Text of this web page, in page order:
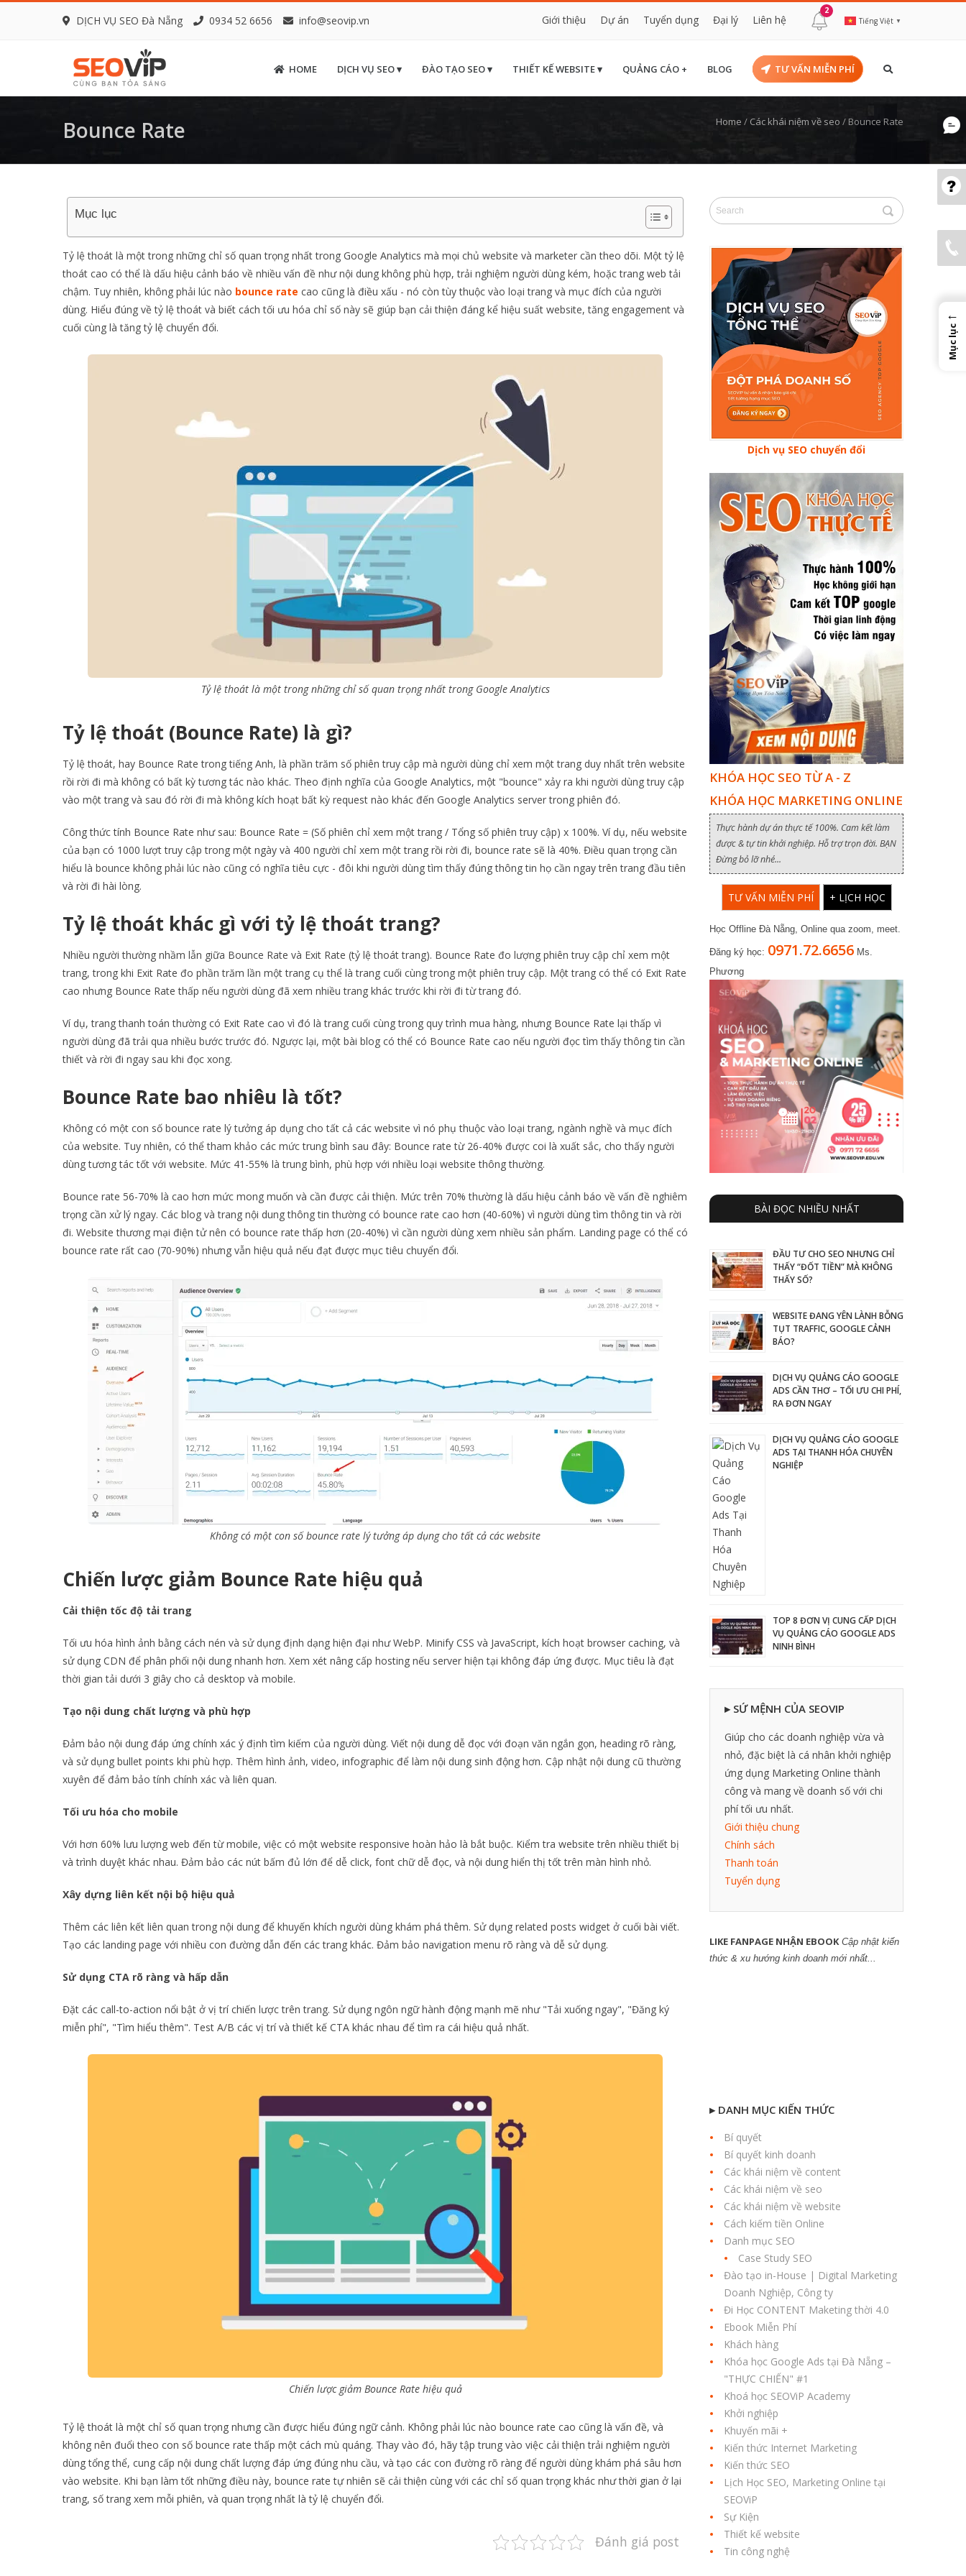
DỊCH VỤ SEO Đà Nẵng 0934 52 6656 info@seovip.vn Giới thiệu Dự án Tuyển dụng Đại lý Liên hệ
2
Tiếng Việt ▼
HOME DỊCH VỤ SEO ▾ ĐÀO TẠO SEO ▾ THIẾT KẾ WEBSITE ▾ QUẢNG CÁO + BLOG TƯ VẤN MIỄN PHÍ
Bounce Rate Home / Các khái niệm về seo / Bounce Rate
Mục lục
Tỷ lệ thoát là một trong những chỉ số quan trọng nhất trong Google Analytics mà mọi chủ website và marketer cần theo dõi. Một tỷ lệ
thoát cao có thể là dấu hiệu cảnh báo về nhiều vấn đề như nội dung không phù hợp, trải nghiệm người dùng kém, hoặc trang web tải
chậm. Tuy nhiên, không phải lúc nào bounce rate cao cũng là điều xấu - nó còn tùy thuộc vào loại trang và mục đích của người
dùng. Hiểu đúng về tỷ lệ thoát và biết cách tối ưu hóa chỉ số này sẽ giúp bạn cải thiện đáng kể hiệu suất website, tăng engagement và
cuối cùng là tăng tỷ lệ chuyển đổi.
Tỷ lệ thoát là một trong những chỉ số quan trọng nhất trong Google Analytics
Tỷ lệ thoát (Bounce Rate) là gì?
Tỷ lệ thoát, hay Bounce Rate trong tiếng Anh, là phần trăm số phiên truy cập mà người dùng chỉ xem một trang duy nhất trên website
rồi rời đi mà không có bất kỳ tương tác nào khác. Theo định nghĩa của Google Analytics, một "bounce" xảy ra khi người dùng truy cập
vào một trang và sau đó rời đi mà không kích hoạt bất kỳ request nào khác đến Google Analytics server trong phiên đó.
Công thức tính Bounce Rate như sau: Bounce Rate = (Số phiên chỉ xem một trang / Tổng số phiên truy cập) x 100%. Ví dụ, nếu website
của bạn có 1000 lượt truy cập trong một ngày và 400 người chỉ xem một trang rồi rời đi, bounce rate sẽ là 40%. Điều quan trọng cần
hiểu là bounce không phải lúc nào cũng có nghĩa tiêu cực - đôi khi người dùng tìm thấy đúng thông tin họ cần ngay trên trang đầu tiên
và rời đi hài lòng.
Tỷ lệ thoát khác gì với tỷ lệ thoát trang?
Nhiều người thường nhầm lẫn giữa Bounce Rate và Exit Rate (tỷ lệ thoát trang). Bounce Rate đo lượng phiên truy cập chỉ xem một
trang, trong khi Exit Rate đo phần trăm lần một trang cụ thể là trang cuối cùng trong một phiên truy cập. Một trang có thể có Exit Rate
cao nhưng Bounce Rate thấp nếu người dùng đã xem nhiều trang khác trước khi rời đi từ trang đó.
Ví dụ, trang thanh toán thường có Exit Rate cao vì đó là trang cuối cùng trong quy trình mua hàng, nhưng Bounce Rate lại thấp vì
người dùng đã trải qua nhiều bước trước đó. Ngược lại, một bài blog có thể có Bounce Rate cao nếu người đọc tìm thấy thông tin cần
thiết và rời đi ngay sau khi đọc xong.
Bounce Rate bao nhiêu là tốt?
Không có một con số bounce rate lý tưởng áp dụng cho tất cả các website vì nó phụ thuộc vào loại trang, ngành nghề và mục đích
của website. Tuy nhiên, có thể tham khảo các mức trung bình sau đây: Bounce rate từ 26-40% được coi là xuất sắc, cho thấy người
dùng tương tác tốt với website. Mức 41-55% là trung bình, phù hợp với nhiều loại website thông thường.
Bounce rate 56-70% là cao hơn mức mong muốn và cần được cải thiện. Mức trên 70% thường là dấu hiệu cảnh báo về vấn đề nghiêm
trọng cần xử lý ngay. Các blog và trang nội dung thông tin thường có bounce rate cao hơn (40-60%) vì người dùng tìm thông tin và rời
đi. Website thương mại điện tử nên có bounce rate thấp hơn (20-40%) vì cần người dùng xem nhiều sản phẩm. Landing page có thể có
bounce rate rất cao (70-90%) nhưng vẫn hiệu quả nếu đạt được mục tiêu chuyển đổi.
Không có một con số bounce rate lý tưởng áp dụng cho tất cả các website
Chiến lược giảm Bounce Rate hiệu quả
Cải thiện tốc độ tải trang
Tối ưu hóa hình ảnh bằng cách nén và sử dụng định dạng hiện đại như WebP. Minify CSS và JavaScript, kích hoạt browser caching, và
sử dụng CDN để phân phối nội dung nhanh hơn. Xem xét nâng cấp hosting nếu server hiện tại không đáp ứng được. Mục tiêu là đạt
thời gian tải dưới 3 giây cho cả desktop và mobile.
Tạo nội dung chất lượng và phù hợp
Đảm bảo nội dung đáp ứng chính xác ý định tìm kiếm của người dùng. Viết nội dung dễ đọc với đoạn văn ngắn gọn, heading rõ ràng,
và sử dụng bullet points khi phù hợp. Thêm hình ảnh, video, infographic để làm nội dung sinh động hơn. Cập nhật nội dung cũ thường
xuyên để đảm bảo tính chính xác và liên quan.
Tối ưu hóa cho mobile
Với hơn 60% lưu lượng web đến từ mobile, việc có một website responsive hoàn hảo là bắt buộc. Kiểm tra website trên nhiều thiết bị
và trình duyệt khác nhau. Đảm bảo các nút bấm đủ lớn để dễ click, font chữ dễ đọc, và nội dung hiển thị tốt trên màn hình nhỏ.
Xây dựng liên kết nội bộ hiệu quả
Thêm các liên kết liên quan trong nội dung để khuyến khích người dùng khám phá thêm. Sử dụng related posts widget ở cuối bài viết.
Tạo các landing page với nhiều con đường dẫn đến các trang khác. Đảm bảo navigation menu rõ ràng và dễ sử dụng.
Sử dụng CTA rõ ràng và hấp dẫn
Đặt các call-to-action nổi bật ở vị trí chiến lược trên trang. Sử dụng ngôn ngữ hành động mạnh mẽ như "Tải xuống ngay", "Đăng ký
miễn phí", "Tìm hiểu thêm". Test A/B các vị trí và thiết kế CTA khác nhau để tìm ra cái hiệu quả nhất.
Chiến lược giảm Bounce Rate hiệu quả
Tỷ lệ thoát là một chỉ số quan trọng nhưng cần được hiểu đúng ngữ cảnh. Không phải lúc nào bounce rate cao cũng là vấn đề, và
không nên đuổi theo con số bounce rate thấp một cách mù quáng. Thay vào đó, hãy tập trung vào việc cải thiện trải nghiệm người
dùng tổng thể, cung cấp nội dung chất lượng đáp ứng đúng nhu cầu, và tạo các con đường rõ ràng để người dùng khám phá sâu hơn
vào website. Khi bạn làm tốt những điều này, bounce rate tự nhiên sẽ cải thiện cùng với các chỉ số quan trọng khác như thời gian ở lại
trang, số trang xem mỗi phiên, và quan trọng nhất là tỷ lệ chuyển đổi.
Đánh giá post
Dịch vụ SEO chuyển đổi
KHÓA HỌC SEO TỪ A - Z
KHÓA HỌC MARKETING ONLINE
Thực hành dự án thực tế 100%. Cam kết làm
được & tự tin khởi nghiệp. Hỗ trợ trọn đời. BẠN
Đừng bỏ lỡ nhé...
TƯ VẤN MIỄN PHÍ + LỊCH HỌC
Học Offline Đà Nẵng, Online qua zoom, meet.
Đăng ký học: 0971.72.6656 Ms.
Phương
BÀI ĐỌC NHIỀU NHẤT
ĐẦU TƯ CHO SEO NHƯNG CHỈ
THẤY “ĐỐT TIỀN” MÀ KHÔNG
THẤY SỐ?
WEBSITE ĐANG YÊN LÀNH BỖNG
TỤT TRAFFIC, GOOGLE CẢNH
BÁO?
DỊCH VỤ QUẢNG CÁO GOOGLE
ADS CẦN THƠ – TỐI ƯU CHI PHÍ,
RA ĐƠN NGAY
DỊCH VỤ QUẢNG CÁO GOOGLE
ADS TẠI THANH HÓA CHUYÊN
NGHIỆP
TOP 8 ĐƠN VỊ CUNG CẤP DỊCH
VỤ QUẢNG CÁO GOOGLE ADS
NINH BÌNH
▸ SỨ MỆNH CỦA SEOVIP
Giúp cho các doanh nghiệp vừa và
nhỏ, đặc biệt là cá nhân khởi nghiệp
ứng dụng Marketing Online thành
công và mang về doanh số với chi
phí tối ưu nhất.
Giới thiệu chung
Chính sách
Thanh toán
Tuyển dụng
LIKE FANPAGE NHẬN EBOOK Cập nhật kiến
thức & xu hướng kinh doanh mới nhất...
▸ DANH MỤC KIẾN THỨC
Bí quyết
Bí quyết kinh doanh
Các khái niệm về content
Các khái niệm về seo
Các khái niệm về website
Cách kiếm tiền Online
Danh mục SEO
Case Study SEO
Đào tạo in-House | Digital Marketing
Doanh Nghiệp, Công ty
Đi Học CONTENT Maketing thời 4.0
Ebook Miễn Phí
Khách hàng
Khóa học Google Ads tại Đà Nẵng –
"THỰC CHIẾN" #1
Khoá học SEOViP Academy
Khởi nghiệp
Khuyến mãi +
Kiến thức Internet Marketing
Kiến thức SEO
Lịch Học SEO, Marketing Online tại
SEOViP
Sự Kiện
Thiết kế website
Tin công nghệ
←
Mục lục